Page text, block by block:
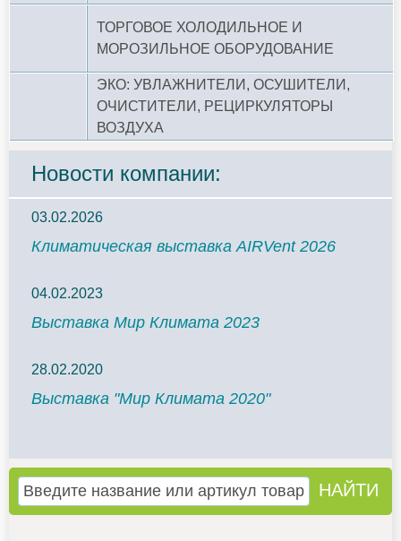
ТОРГОВОЕ ХОЛОДИЛЬНОЕ И
МОРОЗИЛЬНОЕ ОБОРУДОВАНИЕ
ЭКО: УВЛАЖНИТЕЛИ, ОСУШИТЕЛИ,
ОЧИСТИТЕЛИ, РЕЦИРКУЛЯТОРЫ
ВОЗДУХА
Новости компании:
03.02.2026
Климатическая выставка AIRVent 2026
04.02.2023
Выставка Мир Климата 2023
28.02.2020
Выставка "Мир Климата 2020"